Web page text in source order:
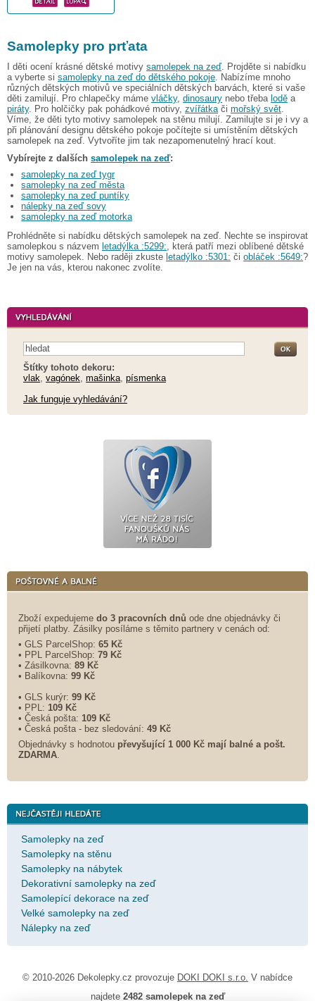
Samolepky pro prťata
I děti ocení krásné dětské motivy samolepek na zeď. Projděte si nabídku
a vyberte si samolepky na zeď do dětského pokoje . Nabízíme mnoho
různých dětských motivů ve speciálních dětských barvách, které si vaše
děti zamilují. Pro chlapečky máme vláčky, dinosaury nebo třeba lodě a
piráty. Pro holčičky pak pohádkové motivy, zvířátka či mořský svět
Víme, že děti tyto motivy samolepek na stěnu milují. Zamilujte si je i vy a
při plánování designu dětského pokoje počítejte si umístěním dětských
samolepek na zeď. Vytvoříte jim tak nezapomenutelný hrací kout.
Vybírejte z dalších samolepek na zeď:
samolepky na zeď tygr
samolepky na zeď města
samolepky na zeď puntíky
nálepky na zeď sovy
samolepky na zeď motorka
Prohlédněte si nabídku dětských samolepek na zeď. Nechte se inspirovat
samolepkou s názvem letadýlka :5299: , která patří mezi oblíbené dětské
motivy samolepek. Nebo raději zkuste letadýlko :5301: či obláček :5649:?
Je jen na vás, kterou nakonec zvolíte.
Štítky tohoto dekoru:
vlak vagónek mašinka písmenka
Jak funguje vyhledávání?
Zboží expedujeme do 3 pracovních dnů ode dne objednávky či
přijetí platby. Zásilky posíláme s těmito partnery v cenách od:
• GLS ParcelShop: 65 Kč
• PPL ParcelShop: 79 Kč
• Zásilkovna: 89 Kč
• Balíkovna: 99 Kč
• GLS kurýr: 99 Kč
• PPL: 109 Kč
• Česká pošta: 109 Kč
• Česká pošta - bez sledování: 49 Kč
Objednávky s hodnotou převyšující 1 000 Kč mají balné a pošt.
ZDARMA
Samolepky na zeď
Samolepky na stěnu
Samolepky na nábytek
Dekorativní samolepky na zeď
Samolepící dekorace na zeď
Velké samolepky na zeď
Nálepky na zeď
© 2010-2026 Dekolepky.cz provozuje DOKI DOKI s.r.o. V nabídce
najdete 2482 samolepek na zeď